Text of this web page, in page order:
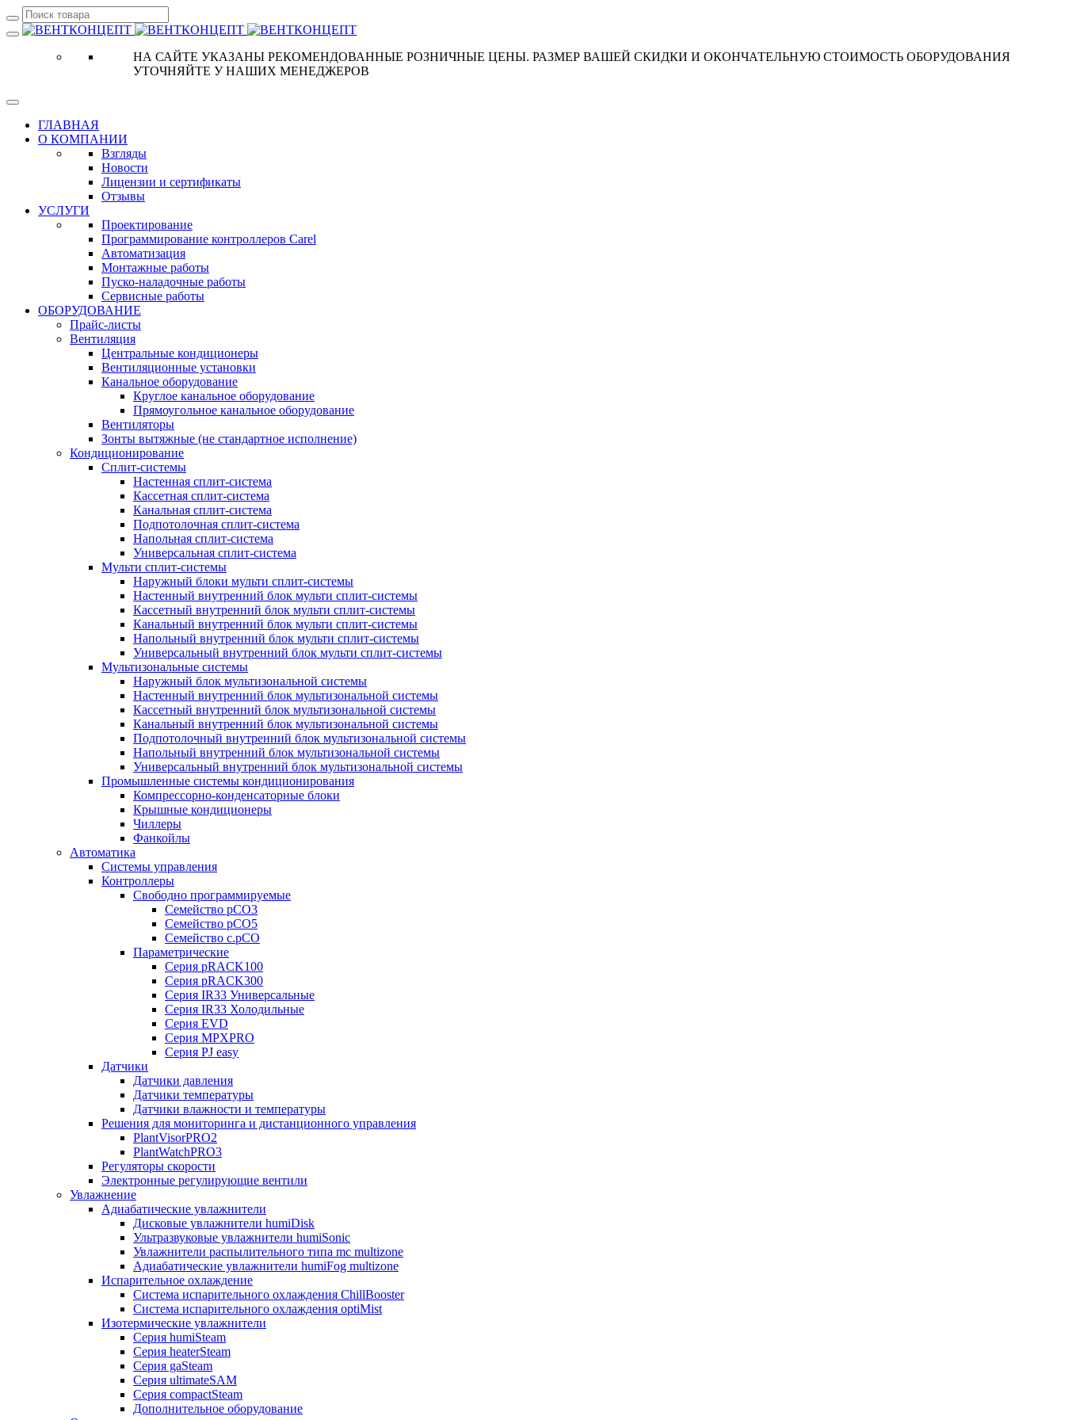
НА САЙТЕ УКАЗАНЫ РЕКОМЕНДОВАННЫЕ РОЗНИЧНЫЕ ЦЕНЫ. РАЗМЕР ВАШЕЙ СКИДКИ И ОКОНЧАТЕЛЬНУЮ СТОИМОСТЬ ОБОРУДОВАНИЯ
УТОЧНЯЙТЕ У НАШИХ МЕНЕДЖЕРОВ
ГЛАВНАЯ
О КОМПАНИИ
Взгляды
Новости
Лицензии и сертификаты
Отзывы
УСЛУГИ
Проектирование
Программирование контроллеров Carel
Автоматизация
Монтажные работы
Пуско-наладочные работы
Сервисные работы
ОБОРУДОВАНИЕ
Прайс-листы
Вентиляция
Центральные кондиционеры
Вентиляционные установки
Канальное оборудование
Круглое канальное оборудование
Прямоугольное канальное оборудование
Вентиляторы
Зонты вытяжные (не стандартное исполнение)
Кондиционирование
Сплит-системы
Настенная сплит-система
Кассетная сплит-система
Канальная сплит-система
Подпотолочная сплит-система
Напольная сплит-система
Универсальная сплит-система
Мульти сплит-системы
Наружный блоки мульти сплит-системы
Настенный внутренний блок мульти сплит-системы
Кассетный внутренний блок мульти сплит-системы
Канальный внутренний блок мульти сплит-системы
Напольный внутренний блок мульти сплит-системы
Универсальный внутренний блок мульти сплит-системы
Мультизональные системы
Наружный блок мультизональной системы
Настенный внутренний блок мультизональной системы
Кассетный внутренний блок мультизональной системы
Канальный внутренний блок мультизональной системы
Подпотолочный внутренний блок мультизональной системы
Напольный внутренний блок мультизональной системы
Универсальный внутренний блок мультизональной системы
Промышленные системы кондиционирования
Компрессорно-конденсаторные блоки
Крышные кондиционеры
Чиллеры
Фанкойлы
Автоматика
Системы управления
Контроллеры
Свободно программируемые
Семейство pCO3
Семейство pCO5
Семейство c.pCO
Параметрические
Серия pRACK100
Серия pRACK300
Серия IR33 Универсальные
Серия IR33 Холодильные
Серия EVD
Серия MPXPRO
Серия PJ easy
Датчики
Датчики давления
Датчики температуры
Датчики влажности и температуры
Решения для мониторинга и дистанционного управления
PlantVisorPRO2
PlantWatchPRO3
Регуляторы скорости
Электронные регулирующие вентили
Увлажнение
Адиабатические увлажнители
Дисковые увлажнители humiDisk
Ультразвуковые увлажнители humiSonic
Увлажнители распылительного типа mc multizone
Адиабатические увлажнители humiFog multizone
Испарительное охлаждение
Система испарительного охлаждения ChillBooster
Система испарительного охлаждения optiMist
Изотермические увлажнители
Серия humiSteam
Серия heaterSteam
Серия gaSteam
Серия ultimateSAM
Серия compactSteam
Дополнительное оборудование